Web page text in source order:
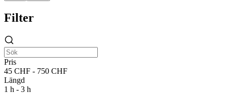
Filter
Pris
45 CHF - 750 CHF
Längd
1 h - 3 h